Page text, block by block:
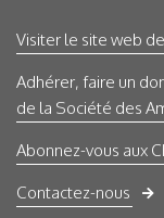
Visiter le site web
Adhérer, faire un
de la Société des
Abonnez-vous aux
Contactez-nous